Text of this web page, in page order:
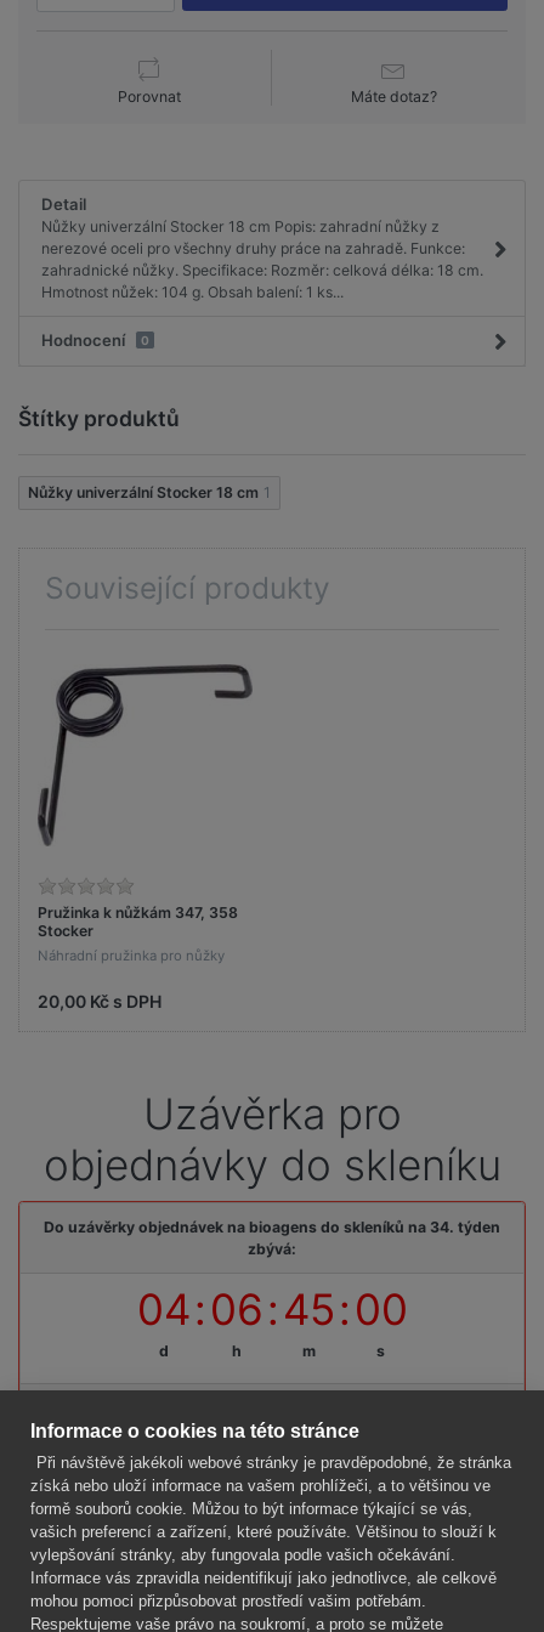
Porovnat Máte dotaz?
Detail
Nůžky univerzální Stocker 18 cm Popis: zahradní nůžky z
nerezové oceli pro všechny druhy práce na zahradě. Funkce:
zahradnické nůžky. Specifikace: Rozměr: celková délka: 18 cm.
Hmotnost nůžek: 104 g. Obsah balení: 1 ks...
Hodnocení 0
Štítky produktů
Nůžky univerzální Stocker 18 cm 1
Související produkty
Pružinka k nůžkám 347, 358
Stocker
Náhradní pružinka pro nůžky
20,00 Kč s DPH
Uzávěrka pro
objednávky do skleníku
Do uzávěrky objednávek na bioagens do skleníků na 34. týden
zbývá:
04
d
:06
h
:44
m
:59
s
Firma
Vše o nákupu
Kontakt
Informace o cookies na této stránce
Při návštěvě jakékoli webové stránky je pravděpodobné, že stránka
získá nebo uloží informace na vašem prohlížeči, a to většinou ve
formě souborů cookie. Můžou to být informace týkající se vás,
vašich preferencí a zařízení, které používáte. Většinou to slouží k
vylepšování stránky, aby fungovala podle vašich očekávání.
Informace vás zpravidla neidentifikují jako jednotlivce, ale celkově
mohou pomoci přizpůsobovat prostředí vašim potřebám.
Respektujeme vaše právo na soukromí, a proto se můžete